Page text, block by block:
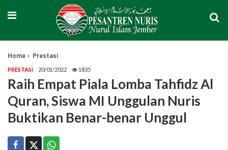
Home Prestasi
PRESTASI 20/01/2022 1835
Raih Empat Piala Lomba Tahfidz Al
Quran, Siswa MI Unggulan Nuris
Buktikan Benar-benar Unggul